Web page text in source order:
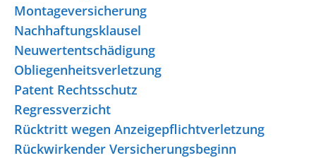
Montageversicherung
Nachhaftungsklausel
Neuwertentschädigung
Obliegenheitsverletzung
Patent Rechtsschutz
Regressverzicht
Rücktritt wegen Anzeigepflichtverletzung
Rückwirkender Versicherungsbeginn